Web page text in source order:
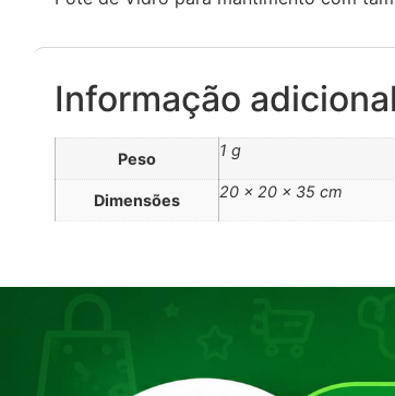
Informação adicional
Peso 1 g
Dimensões 20 × 20 × 35 cm